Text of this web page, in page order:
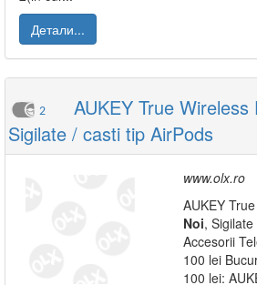
Детали...
2
AUKEY True Wireless
Sigilate / casti tip AirPods
www.olx.ro
AUKEY
Noi,
Accesorii
100 lei
100 lei: